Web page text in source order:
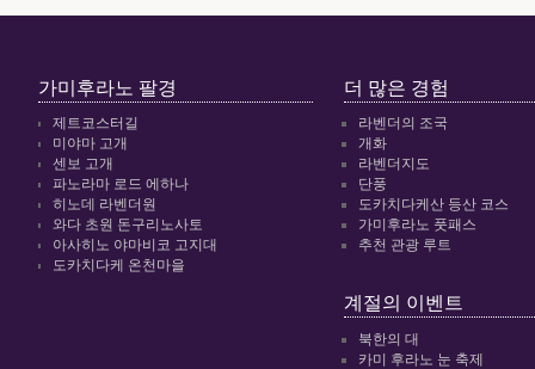
가미후라노 팔경
제트코스터길
미야마 고개
센보 고개
파노라마 로드 에하나
히노데 라벤더원
와다 초원 돈구리노사토
아사히노 야마비코 고지대
도카치다케 온천마을
더 많은 경험
라벤더의 조국
개화
라벤더지도
단풍
도카치다케산 등산 코스
가미후라노 풋패스
추천 관광 루트
계절의 이벤트
북한의 대
카미 후라노 눈 축제